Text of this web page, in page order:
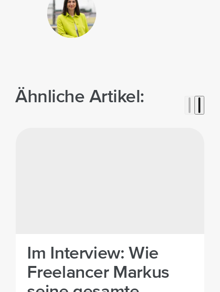
Ähnliche Artikel:
Im Interview: Wie
Freelancer Markus